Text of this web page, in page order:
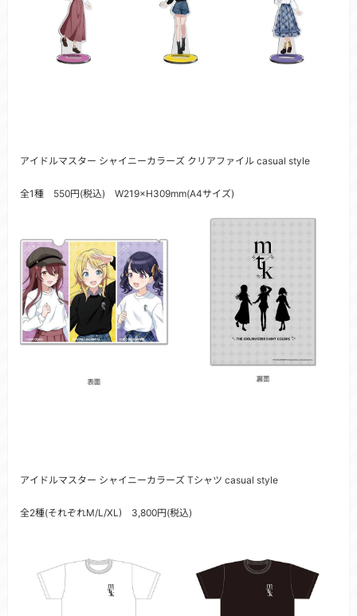
アイドルマスター シャイニーカラーズ クリアファイル casual style
全1種 550円(税込) W219×H309mm(A4サイズ)
アイドルマスター シャイニーカラーズ Tシャツ casual style
全2種(それぞれM/L/XL) 3,800円(税込)